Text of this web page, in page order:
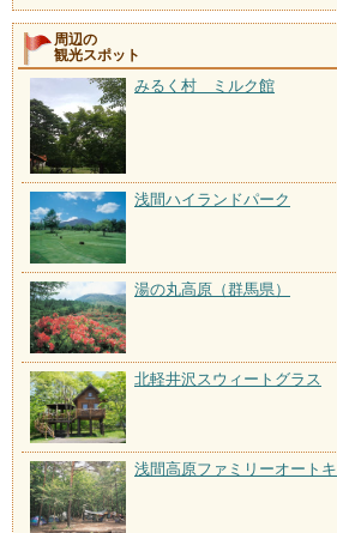
周辺の
観光スポット
みるく村 ミルク館
浅間ハイランドパーク
湯の丸高原（群馬県）
北軽井沢スウィートグラス
浅間高原ファミリーオート